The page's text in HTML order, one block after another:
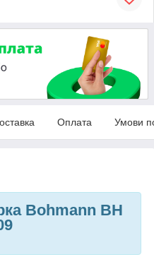
Оплата Умови
Bohmann BH